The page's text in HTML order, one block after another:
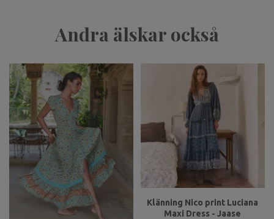
Andra älskar också
Klänning Nico print Luciana
Maxi Dress - Jaase